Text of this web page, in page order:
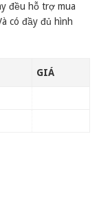
đều hỗ trợ mua
có đầy đủ hình
GIÁ